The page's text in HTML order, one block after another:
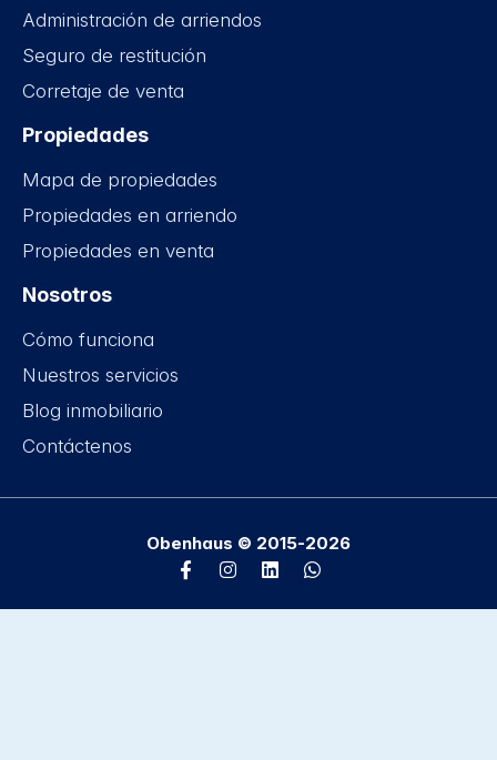
Administración de arriendos
Seguro de restitución
Corretaje de venta
Propiedades
Mapa de propiedades
Propiedades en arriendo
Propiedades en venta
Nosotros
Cómo funciona
Nuestros servicios
Blog inmobiliario
Contáctenos
Obenhaus © 2015-2026